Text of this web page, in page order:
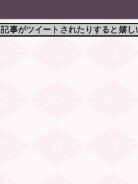
記事がツイートされたりすると嬉し